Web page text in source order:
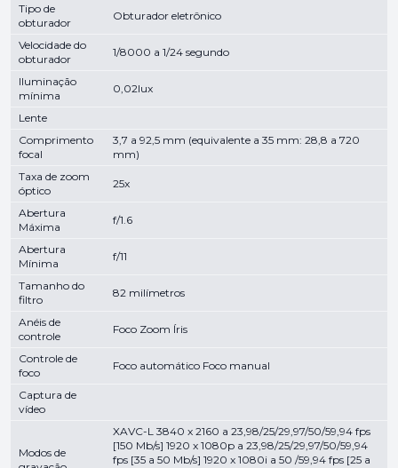
Tipo de
obturador
Obturador eletrônico
Velocidade do
obturador
1/8000 a 1/24 segundo
Iluminação
mínima
0,02lux
Lente
Comprimento
focal
3,7 a 92,5 mm (equivalente a 35 mm: 28,8 a 720
mm)
Taxa de zoom
óptico
25x
Abertura
Máxima
f/1.6
Abertura
Mínima
f/11
Tamanho do
filtro
82 milímetros
Anéis de
controle
Foco Zoom Íris
Controle de
foco
Foco automático Foco manual
Captura de
vídeo
Modos de
XAVC-L 3840 x 2160 a 23,98/25/29,97/50/59,94 fps
[150 Mb/s] 1920 x 1080p a 23,98/25/29,97/50/59,94
fps [35 a 50 Mb/s] 1920 x 1080i a 50 /59,94 fps [25 a